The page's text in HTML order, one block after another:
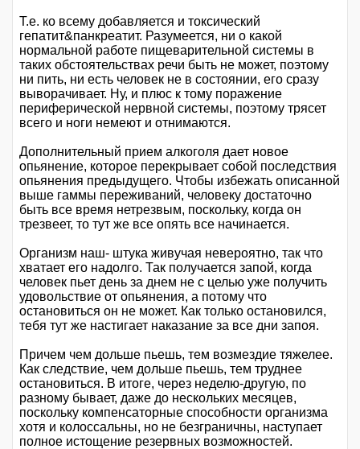
Т.е. ко всему добавляется и токсический
гепатит&панкреатит. Разумеется, ни о какой
нормальной работе пищеварительной системы в
таких обстоятельствах речи быть не может, поэтому
ни пить, ни есть человек не в состоянии, его сразу
выворачивает. Ну, и плюс к тому поражение
периферической нервной системы, поэтому трясет
всего и ноги немеют и отнимаются.
Дополнительный прием алкоголя дает новое
опьянение, которое перекрывает собой последствия
опьянения предыдущего. Чтобы избежать описанной
выше гаммы переживаний, человеку достаточно
быть все время нетрезвым, поскольку, когда он
трезвеет, то тут же все опять все начинается.
Организм наш- штука живучая невероятно, так что
хватает его надолго. Так получается запой, когда
человек пьет день за днем не с целью уже получить
удовольствие от опьянения, а потому что
остановиться он не может. Как только остановился,
тебя тут же настигает наказание за все дни запоя.
Причем чем дольше пьешь, тем возмездие тяжелее.
Как следствие, чем дольше пьешь, тем труднее
остановиться. В итоге, через неделю-другую, по
разному бывает, даже до нескольких месяцев,
поскольку компенсаторные способности организма
хотя и колоссальны, но не безграничны, наступает
полное истощение резервных возможностей.